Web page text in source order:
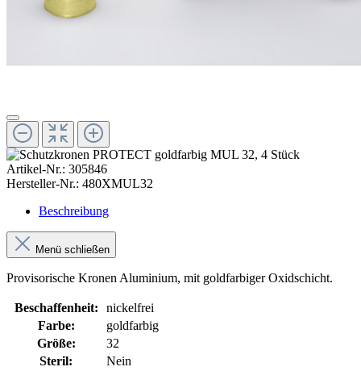
Artikel-Nr.: 305846
Hersteller-Nr.: 480XMUL32
Beschreibung
Menü schließen
Provisorische Kronen Aluminium, mit goldfarbiger Oxidschicht.
Beschaffenheit:
nickelfrei
Farbe:
goldfarbig
Größe:
32
Steril:
Nein